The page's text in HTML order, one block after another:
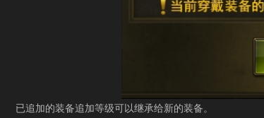
已追加的装备追加等级可以继承给新的装备。